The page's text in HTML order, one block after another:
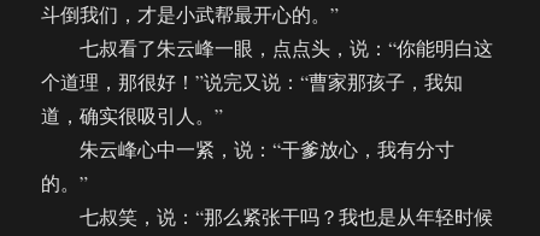
斗倒我们，才是小武帮最开心的。”
七叔看了朱云峰一眼，点点头，说：“你能明白这
个道理，那很好！”说完又说：“曹家那孩子，我知
道，确实很吸引人。”
朱云峰心中一紧，说：“干爹放心，我有分寸
的。”
七叔笑，说：“那么紧张干吗？我也是从年轻时候